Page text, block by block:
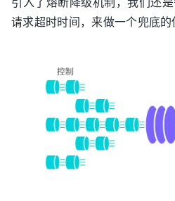
请求超时时间，来做一个兜底的